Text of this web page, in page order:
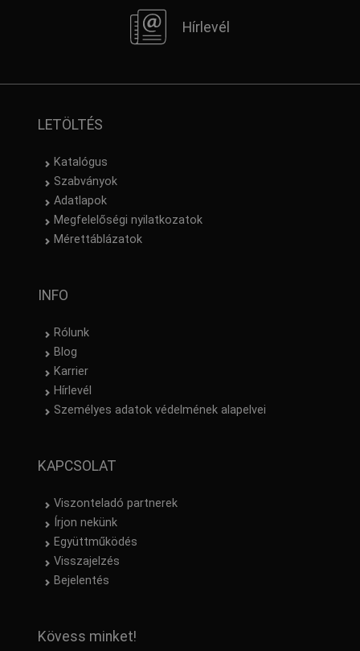
Hírlevél
LETÖLTÉS
Katalógus
Szabványok
Adatlapok
Megfelelőségi nyilatkozatok
Mérettáblázatok
INFO
Rólunk
Blog
Karrier
Hírlevél
Személyes adatok védelmének alapelvei
KAPCSOLAT
Viszonteladó partnerek
Írjon nekünk
Együttműködés
Visszajelzés
Bejelentés
Kövess minket!